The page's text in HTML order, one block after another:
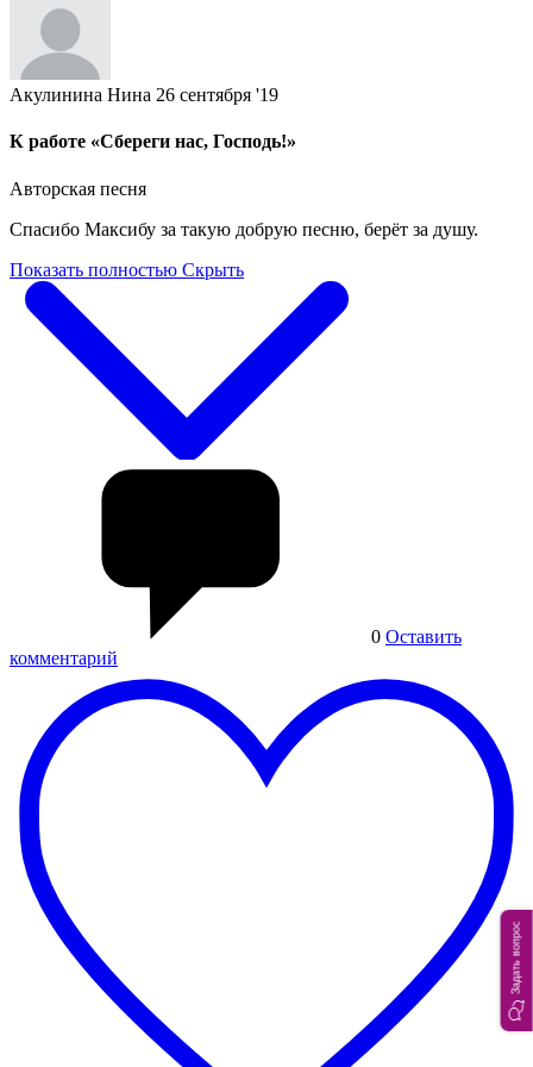
Акулинина Нина 26 сентября '19
К работе «Сбереги нас, Господь!»
Авторская песня
Спасибо Максибу за такую добрую песню, берёт за душу.
Показать полностью Скрыть
0 Оставить
комментарий
Задать вопрос